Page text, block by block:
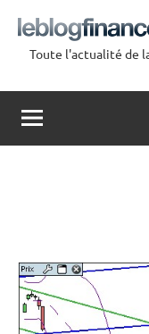
contenu
Blog
Finance
Toute l'actualité de